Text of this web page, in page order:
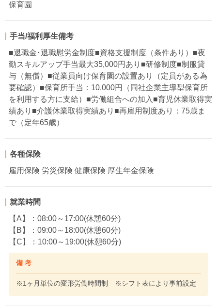
保育園
手当/福利厚生備考
■退職金･退職慰労金制度■資格支援制度（条件あり）■夜
勤スキルアップ手当最大35,000円あり■研修制度■制服貸
与（無償）■従業員向け保育園の設置あり（定員がある為
要確認）■保育所手当：10,000円（同社企業主導型保育所
を利用する方に支給）■労働組合への加入■育児休業取得実
績あり■介護休業取得実績あり■再雇用制度あり：75歳ま
で（定年65歳）
各種保険
雇用保険 労災保険 健康保険 厚生年金保険
就業時間
【A】：08:00～17:00(休憩60分)
【B】：09:00～18:00(休憩60分)
【C】：10:00～19:00(休憩60分)
備 考
※1ヶ月単位の変形労働時間制 ※シフト表により事前設定